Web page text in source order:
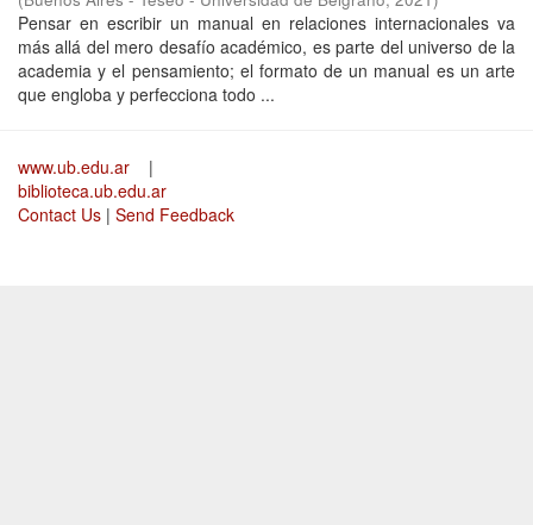
Pensar en escribir un manual en relaciones internacionales va
más allá del mero desafío académico, es parte del universo de la
academia y el pensamiento; el formato de un manual es un arte
que engloba y perfecciona todo ...
www.ub.edu.ar
|
biblioteca.ub.edu.ar
Contact Us | Send Feedback